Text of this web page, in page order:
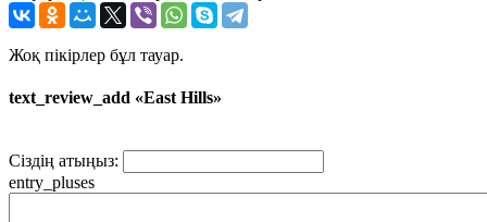
Жоқ пікірлер бұл тауар.
text_review_add «East Hills»
Сіздің атыңыз:
entry_pluses